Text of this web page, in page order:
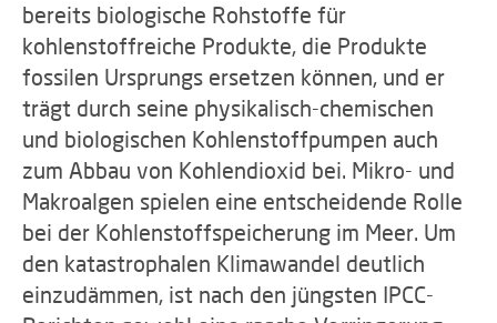
bereits biologische Rohstoffe für
kohlenstoffreiche Produkte, die Produkte
fossilen Ursprungs ersetzen können, und er
trägt durch seine physikalisch-chemischen
und biologischen Kohlenstoffpumpen auch
zum Abbau von Kohlendioxid bei. Mikro- und
Makroalgen spielen eine entscheidende Rolle
bei der Kohlenstoffspeicherung im Meer. Um
den katastrophalen Klimawandel deutlich
einzudämmen, ist nach den jüngsten IPCC-